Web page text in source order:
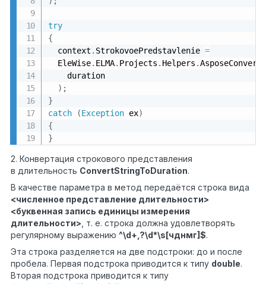
try
{
  context
. StrokovoePredstavlenie =
  EleWise
. ELMA. Projects . Helpers .
    duration
) ;
}
catch
(Exception ex)
{
}
2. Конвертация строкового представления
в длительность ConvertStringToDuration.
В качестве параметра в метод передаётся строка вида
<численное представление длительности>
<буквенная запись единицы измерения
длительности> , т. е. строка должна удовлетворять
регулярному выражению ^\d+,?\d*\s[чднмг]$.
Эта строка разделяется на две подстроки: до и после
пробела. Первая подстрока приводится к типу double.
Вторая подстрока приводится к типу